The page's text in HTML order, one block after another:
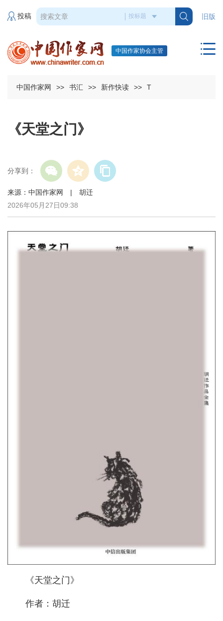
旧版
投稿
中国作家协会主管
中国作家网 >> 书汇 >> 新作快读 >> T
《天堂之门》
分享到：
来源：中国作家网 | 胡迁
2026年05月27日09:38
《天堂之门》
作者：胡迁